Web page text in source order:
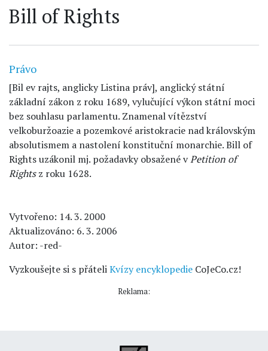
Bill of Rights
Právo
[Bil ev rajts, anglicky Listina práv], anglický státní
základní zákon z roku 1689, vylučující výkon státní moci
bez souhlasu parlamentu. Znamenal vítězství
velkoburžoazie a pozemkové aristokracie nad královským
absolutismem a nastolení konstituční monarchie. Bill of
Rights uzákonil mj. požadavky obsažené vPetition of
Rightsz roku 1628.
Vytvořeno: 14. 3. 2000
Aktualizováno: 6. 3. 2006
Autor: -red-
Vyzkoušejte si s přáteliKvízy encyklopedie CoJeCo.cz!
Reklama: